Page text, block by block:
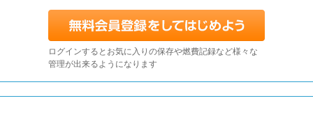
ログインするとお気に入りの保存や燃費記録など様々な
管理が出来るようになります